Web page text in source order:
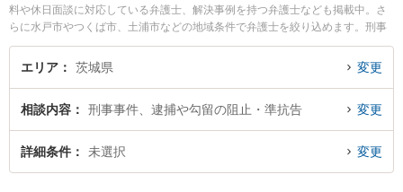
料や休日面談に対応している弁護士、解決事例を持つ弁護士なども掲載中。さ
らに水戸市やつくば市、土浦市などの地域条件で弁護士を絞り込めます。刑事
事件に関係する加害者側や少年事件、再犯・前科あり等の細かな分野での絞り
込み検索もでき便利です。特に関根国際法律事務所の関根 光一弁護士やベリー
ています。『茨城県で土日や夜間に発生した逮捕・勾留の準抗告のトラブルを
今すぐに弁護士に相談したい』『逮捕・勾留の準抗告のトラブル解決の実績豊
富な近くの弁護士を検索したい』『初回相談無料で逮捕・勾留の準抗告を法律
エリア 茨城県 変更
相談内容 刑事事件、逮捕や勾留の阻止・準抗告 変更
詳細条件 未選択 変更